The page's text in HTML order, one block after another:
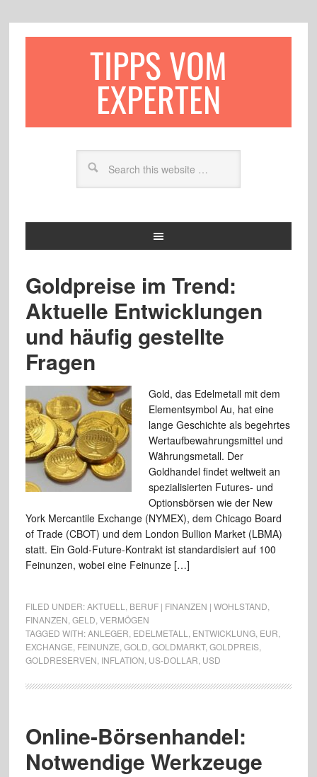
TIPPS VOM
EXPERTEN
Goldpreise im Trend:
Aktuelle Entwicklungen
und häufig gestellte
Fragen
Gold, das Edelmetall mit dem
Elementsymbol Au, hat eine
lange Geschichte als begehrtes
Wertaufbewahrungsmittel und
Währungsmetall. Der
Goldhandel findet weltweit an
spezialisierten Futures- und
Optionsbörsen wie der New
York Mercantile Exchange (NYMEX), dem Chicago Board
of Trade (CBOT) und dem London Bullion Market (LBMA)
statt. Ein Gold-Future-Kontrakt ist standardisiert auf 100
Feinunzen, wobei eine Feinunze […]
FILED UNDER:AKTUELL BERUF | FINANZEN | WOHLSTAND
FINANZEN GELD VERMÖGEN
TAGGED WITH:ANLEGER EDELMETALL ENTWICKLUNG, EUR
EXCHANGE FEINUNZE GOLD GOLDMARKT, GOLDPREIS,
GOLDRESERVEN INFLATION US-DOLLAR USD
Online-Börsenhandel:
Notwendige Werkzeuge